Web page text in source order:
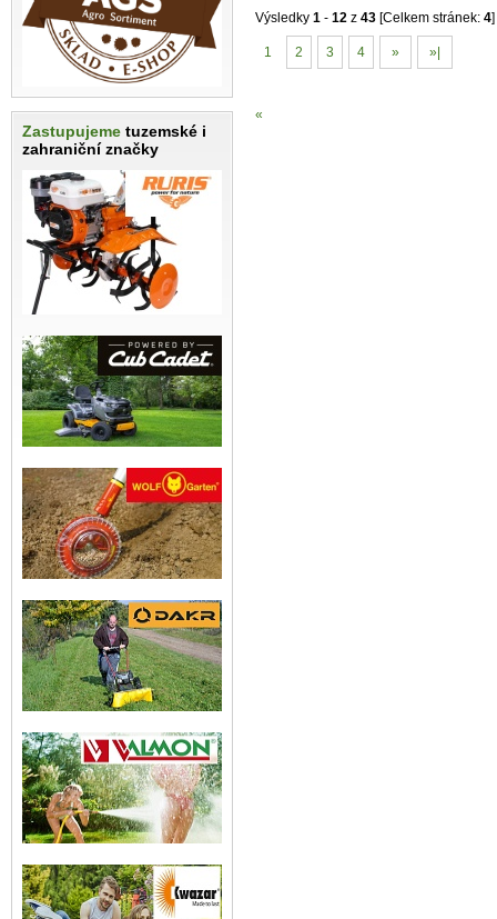
Zastupujeme tuzemské i
zahraniční značky
Výsledky 1 - 12 z 43 [Celkem stránek: 4]
1 2 3 4 » »|
«